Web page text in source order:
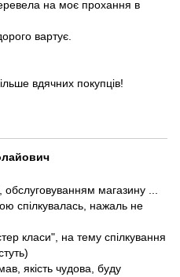
на моє прохання в
вартує.
вдячних покупців!
магазину ...
спілкувалась, нажаль не
класи", на тему спілкування
якість чудова, буду